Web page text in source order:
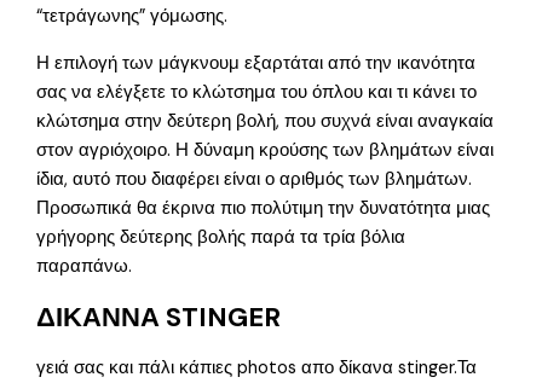
“τετράγωνης” γόμωσης.
Η επιλογή των μάγκνουμ εξαρτάται από την ικανότητα
σας να ελέγξετε το κλώτσημα του όπλου και τι κάνει το
κλώτσημα στην δεύτερη βολή, που συχνά είναι αναγκαία
στον αγριόχοιρο. Η δύναμη κρούσης των βλημάτων είναι
ίδια, αυτό που διαφέρει είναι ο αριθμός των βλημάτων.
Προσωπικά θα έκρινα πιο πολύτιμη την δυνατότητα μιας
γρήγορης δεύτερης βολής παρά τα τρία βόλια
παραπάνω.
ΔΙΚΑΝΝΑ STINGER
γειά σας και πάλι κάπιες photos απο δίκανα stinger.Τα